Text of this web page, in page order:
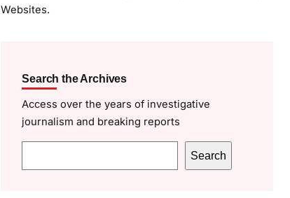
Websites.
Search the Archives
Access over the years of investigative
journalism and breaking reports
e
Search